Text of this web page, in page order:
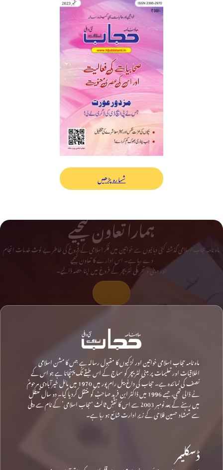
شمارہ پڑھیں
ہمارا تعاون کیجیے
ماہ نامہ حجاب اسلامی گذشتہ کئی دہائیوں سے خواتین میں فکر اسلامی کے فروغ کی خاطر بے لوث خدمات انجام
دے رہا ہے۔ اس ادارے کا تعاون کیجیے
اور دینی و تحریکی لٹریچر کے فروغ میں اپنا حصہ ڈالیے۔
ماہ نامہ حجاب اسلامی خواتین اور لڑکیوں کا مقبول رسالہ ہے جس کا مشن اسلامی
اخلاقیات اور تعلیمات پر مبنی لٹریچر کو سماج کے اس طبقے تک پہنچانا ہے جو اس کے
نصف کی نمائندہ ہے۔ حجاب کی داغ بیل رام پور میں 1970 میں مائل خیرآبادی مرحومؒ
نے ڈالی تھی، جسے 1996 میں ڈاکٹر ابن فرید صاحبؒ کو منتقل کردیا گیا۔ دو سال تعطل
میں رہنے کے بعد نومبر 2003 سے اس کا نقشِ ثالث ‘حجاب اسلامی’ کے نام سے دہلی
سے شمشاد حسین فلاحی کے زیرِ ادارت شائع ہو رہا ہے۔
ڈسکلیمر